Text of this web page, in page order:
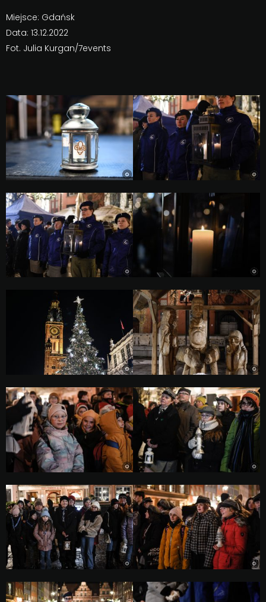
Miejsce: Gdańsk
Data: 13.12.2022
Fot. Julia Kurgan/7events